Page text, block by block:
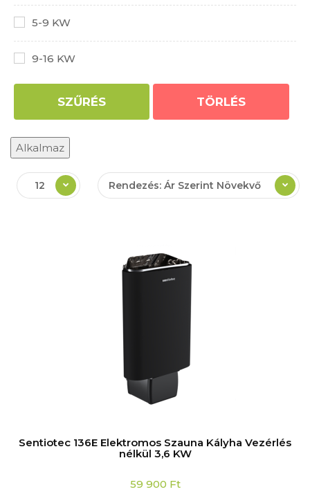
5-9 KW
9-16 KW
SZŰRÉS TÖRLÉS
Alkalmaz
Rendezés: Ár Szerint Növekvő
12
Sentiotec 136E Elektromos Szauna Kályha Vezérlés
nélkül 3,6 KW
59 900 Ft